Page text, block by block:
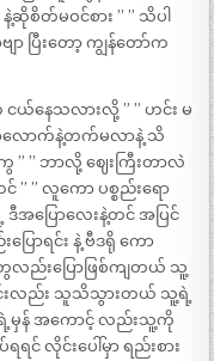
ဆိုစိတ်မဝင်စား ” ” သိပါ
ျာ ပြီးတော့ ကျွန်တော်က
ယ်နေသလားလို့ ” ” ဟင်း မ
အဲ့လောက်နဲ့တက်မလာနဲ့ သိ
” ” ဘာလို့ ဈေးကြီးတာလဲ
” ” လူကော ပစ္စည်းရော
ပြောလေးနဲ့တင် အပြင်
ောရင်း နဲ့ ဗီဒရို ကော
လည်းပြောဖြစ်ကျတယ် သူ့
လည်း သူသိသွားတယ် သူ့ရဲ့
မှန် အကောင့် လည်းသူ့ကို
လိုင်းပေါ်မှာ ရည်းစား